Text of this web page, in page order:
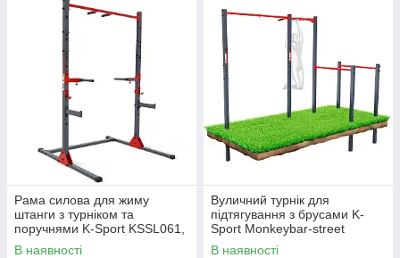
Рама силова для жиму
штанги з турніком та
поручнями K-Sport KSSL061,
сіра
В наявності
Вуличний турнік для
підтягування з брусами K-
Sport Monkeybar-street
workout KSOZ005
В наявності